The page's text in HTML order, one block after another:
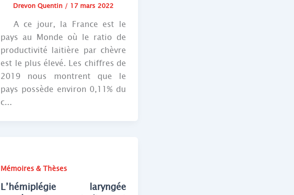
Drevon Quentin / 17 mars 2022
A ce jour, la France est le
pays au Monde où le ratio de
productivité laitière par chèvre
est le plus élevé. Les chiffres de
2019 nous montrent que le
pays possède environ 0,11% du
c...
Mémoires & Thèses
L’hémiplégie laryngée